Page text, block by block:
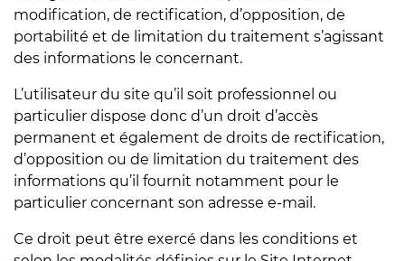
modification, de rectification, d’opposition, de
portabilité et de limitation du traitement s’agissant
des informations le concernant.
L’utilisateur du site qu’il soit professionnel ou
particulier dispose donc d’un droit d’accès
permanent et également de droits de rectification,
d’opposition ou de limitation du traitement des
informations qu’il fournit notamment pour le
particulier concernant son adresse e-mail.
Ce droit peut être exercé dans les conditions et